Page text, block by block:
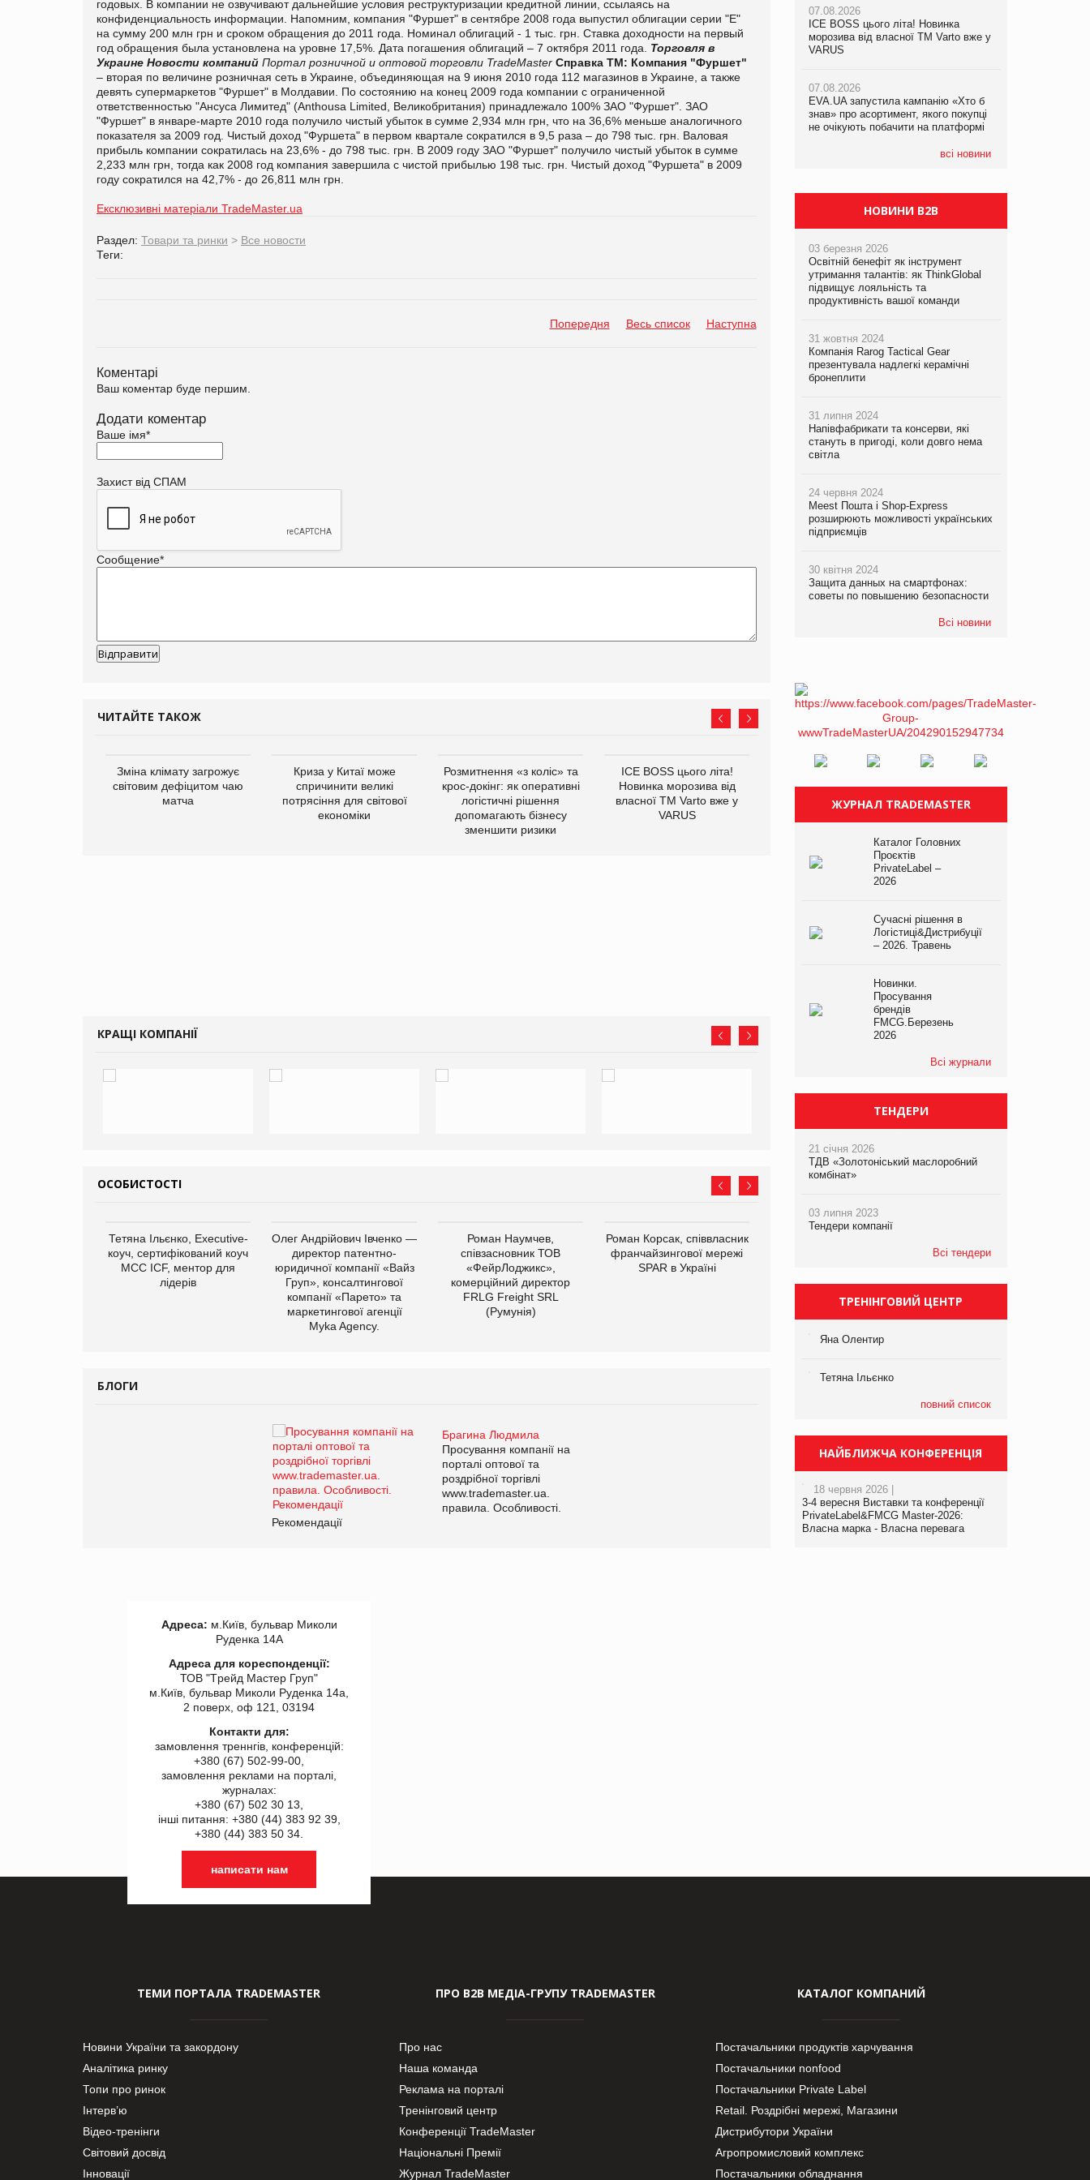
годовых. В компании не озвучивают дальнейшие условия реструктуризации кредитной линии, ссылаясь на
конфиденциальность информации. Напомним, компания "Фуршет" в сентябре 2008 года выпустил облигации серии "Е"
на сумму 200 млн грн и сроком обращения до 2011 года. Номинал облигаций - 1 тыс. грн. Ставка доходности на первый
год обращения была установлена на уровне 17,5%. Дата погашения облигаций – 7 октября 2011 года. Торговля в
Украине Новости компаний Портал розничной и оптовой торговли TradeMaster Справка ТМ: Компания "Фуршет"
– вторая по величине розничная сеть в Украине, объединяющая на 9 июня 2010 года 112 магазинов в Украине, а также
девять супермаркетов "Фуршет" в Молдавии. По состоянию на конец 2009 года компании с ограниченной
ответственностью "Ансуса Лимитед" (Anthousa Limited, Великобритания) принадлежало 100% ЗАО "Фуршет". ЗАО
"Фуршет" в январе-марте 2010 года получило чистый убыток в сумме 2,934 млн грн, что на 36,6% меньше аналогичного
показателя за 2009 год. Чистый доход "Фуршета" в первом квартале сократился в 9,5 раза – до 798 тыс. грн. Валовая
прибыль компании сократилась на 23,6% - до 798 тыс. грн. В 2009 году ЗАО "Фуршет" получило чистый убыток в сумме
2,233 млн грн, тогда как 2008 год компания завершила с чистой прибылью 198 тыс. грн. Чистый доход "Фуршета" в 2009
году сократился на 42,7% - до 26,811 млн грн.
Ексклюзивні матеріали TradeMaster.ua
Раздел: Товари та ринки > Все новости
Теги:
Попередня Весь список Наступна
Коментарі
Ваш коментар буде першим.
Додати коментар
Ваше імя*
Захист від СПАМ
Сообщение*
ЧИТАЙТЕ ТАКОЖ
Зміна клімату загрожує
світовим дефіцитом чаю
матча
Криза у Китаї може
спричинити великі
потрясіння для світової
економіки
Розмитнення «з коліс» та
крос-докінг: як оперативні
логістичні рішення
допомагають бізнесу
зменшити ризики
ICE BOSS цього літа!
Новинка морозива від
власної ТМ Varto вже у
VARUS
EVA.UA запустила
кампанію «Хто б знав» про
асортимент, якого покупці
Kraft Heinz скоротила
збиток у першому півріччі
КРАЩІ КОМПАНІЇ
ОСОБИСТОСТІ
Тетяна Ільєнко, Executive-
коуч, сертифікований коуч
МСС ICF, ментор для
лідерів
Олег Андрійович Івченко —
директор патентно-
юридичної компанії «Вайз
Груп», консалтингової
компанії «Парето» та
маркетингової агенції
Myka Agency.
Роман Наумчев,
співзасновник ТОВ
«ФейрЛоджикс»,
комерційний директор
FRLG Freight SRL
(Румунія)
Роман Корсак, співвласник
франчайзингової мережі
SPAR в Україні
виробництва
компанії «УкраМарин»
БЛОГИ
Брагина Людмила
Просування компанії на
порталі оптової та
роздрібної торгівлі
www.trademaster.ua.
правила. Особливості.
Рекомендації
Брагина Людмила
Просування компанії на
www.trademaster.ua.
правила. Особливості.
07.08.2026
ICE BOSS цього літа! Новинка
морозива від власної ТМ Varto вже у
VARUS
07.08.2026
EVA.UA запустила кампанію «Хто б
знав» про асортимент, якого покупці
не очікують побачити на платформі
всі новини
07.08.2026
ICE BOSS цього літа! Новинка
морозива від власної ТМ Varto вже у
VARUS
07.08.2026
EVA.UA запустила кампанію «Хто б
знав» про асортимент, якого покупці
не очікують побачити на платформі
07.08.2026
Франція заборонила рекламні дзвінки
НОВИНИ B2B
03 березня 2026
Освітній бенефіт як інструмент
утримання талантів: як ThinkGlobal
підвищує лояльність та
продуктивність вашої команди
31 жовтня 2024
Компанія Rarog Tactical Gear
презентувала надлегкі керамічні
бронеплити
31 липня 2024
Напівфабрикати та консерви, які
стануть в пригоді, коли довго нема
світла
24 червня 2024
Meest Пошта і Shop-Express
розширюють можливості українських
підприємців
30 квітня 2024
Защита данных на смартфонах:
советы по повышению безопасности
Всі новини
ЖУРНАЛ TRADEMASTER
Каталог Головних
Проєктів
PrivateLabel –
2026
Сучасні рішення в
Логістиці&Дистрибуції
– 2026. Травень
Новинки.
Просування
брендів
FMCG.Березень
2026
Всі журнали
ТЕНДЕРИ
21 січня 2026
ТДВ «Золотоніський маслоробний
комбінат»
03 липня 2023
Тендери компанії
Всі тендери
ТРЕНІНГОВИЙ ЦЕНТР
Яна Олентир
Тетяна Ільєнко
повний список
НАЙБЛИЖЧА КОНФЕРЕНЦІЯ
18 червня 2026 |
3-4 вересня Виставки та конференції
PrivateLabel&FMCG Master-2026:
Власна марка - Власна перевага
Адреса: м.Київ, бульвар Миколи
Руденка 14А
Адреса для кореспонденції:
ТОВ "Tрейд Мастер Груп"
м.Київ, бульвар Миколи Руденка 14а,
2 поверх, оф 121, 03194
Контакти для:
замовлення треннгів, конференцій:
+380 (67) 502-99-00,
замовлення реклами на порталі,
журналах:
+380 (67) 502 30 13,
інші питання: +380 (44) 383 92 39,
+380 (44) 383 50 34.
написати нам
ТЕМИ ПОРТАЛА TRADEMASTER
Новини України та закордону
Аналітика ринку
Топи про ринок
Інтерв’ю
Відео-тренінги
Світовий досвід
Інновації
ПРО В2В МЕДІА-ГРУПУ TRADEMASTER
Про нас
Наша команда
Реклама на порталі
Тренінговий центр
Конференції TradeMaster
Національні Премії
Журнал TradeMaster
КАТАЛОГ КОМПАНИЙ
Постачальники продуктів харчування
Постачальники nonfood
Постачальники Private Label
Retail. Роздрібні мережі, Магазини
Дистрибутори України
Агропромисловий комплекс
Постачальники обладнання